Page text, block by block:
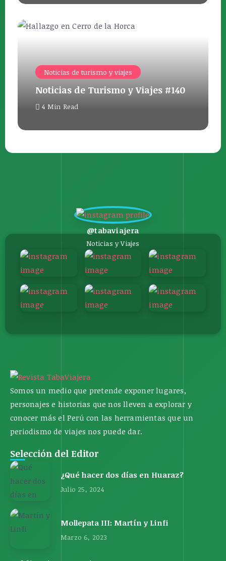
Noticias de turismo y viajes
Noticias de Turismo y Viajes #140
4 Min Read
@tabaviajera
Noticias y Viajes
Somos un medio que pretende exponer lugares,
personajes e historias que nos lleven a explorar y
conocer más el Perú con las herramientas que un
periodismo de viajes nos puede dar.
Selección del Editor
¿Qué hacer dos días en Huaraz?
Julio 25, 2024
Mollepata III: Martín y Linfi
Marzo 6, 2023